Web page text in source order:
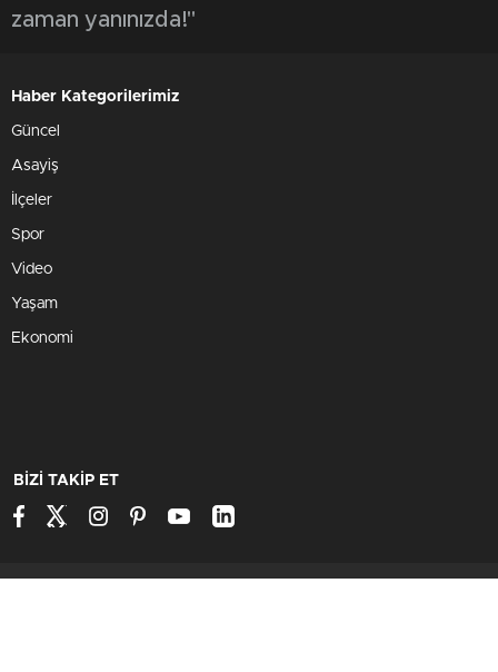
zaman yanınızda!"
Haber Kategorilerimiz
Güncel
Asayiş
İlçeler
Spor
Video
Yaşam
Ekonomi
BİZİ TAKİP ET